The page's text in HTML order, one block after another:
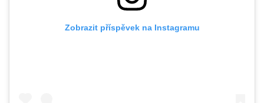
Zobrazit příspěvek na Instagramu